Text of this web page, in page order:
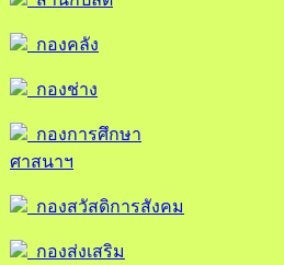
กองคลัง
กองช่าง
กองการศึกษา
ศาสนาฯ
กองสวัสดิการสังคม
กองส่งเสริม